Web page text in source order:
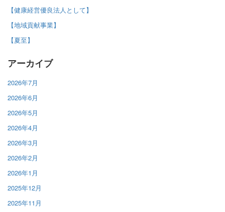
【健康経営優良法人として】
【地域貢献事業】
【夏至】
アーカイブ
2026年7月
2026年6月
2026年5月
2026年4月
2026年3月
2026年2月
2026年1月
2025年12月
2025年11月